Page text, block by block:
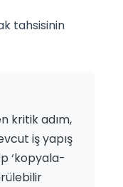
tahsisinin
kritik adım,
iş yapış
‘kopyala-